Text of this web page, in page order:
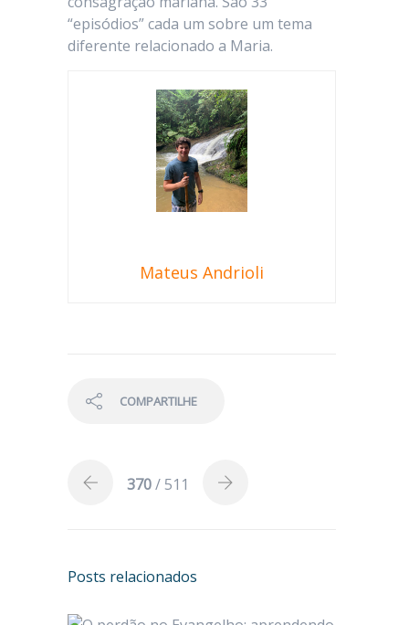
“episódios” cada um sobre um tema
diferente relacionado a Maria.
Mateus Andrioli
COMPARTILHE
370/ 511
Posts relacionados